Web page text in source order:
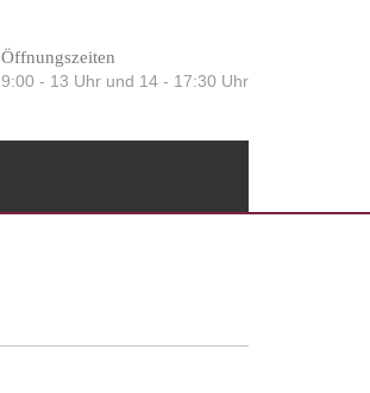
Öffnungszeiten
9:00 - 13 Uhr und 14 - 17:30 Uhr